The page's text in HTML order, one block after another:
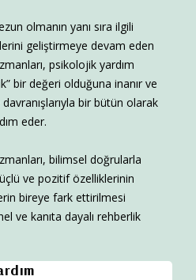
olmanın yanı sıra ilgili
geliştirmeye devam eden
psikolojik yardım
bir değeri olduğuna inanır ve
bir bütün olarak
eder.
bilimsel doğrularla
ve pozitif özelliklerinin
bireye fark ettirilmesi
ve kanıta dayalı rehberlik